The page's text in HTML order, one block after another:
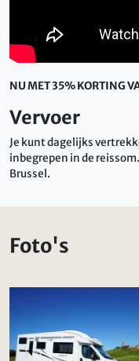
NU MET 35% KORTING
Vervoer
Je kunt dagelijks
inbegrepen in de
Brussel.
Foto's